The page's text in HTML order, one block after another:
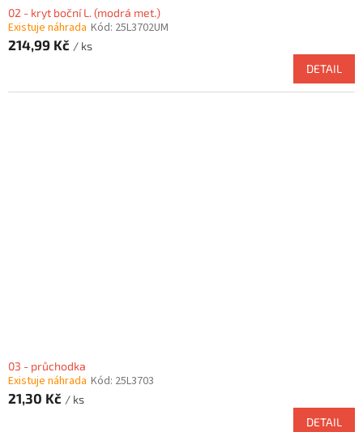
02 - kryt boční L. (modrá met.)
Existuje náhrada Kód: 25L3702UM
214,99 Kč / ks
DETAIL
03 - průchodka
Existuje náhrada Kód: 25L3703
21,30 Kč / ks
DETAIL